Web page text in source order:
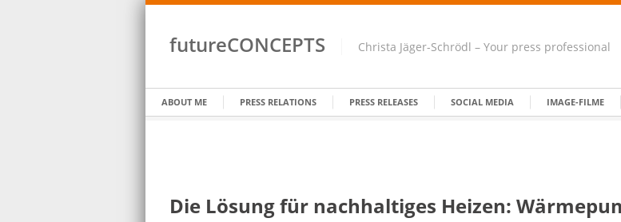
futureCONCEPTS Christa Jäger-Schrödl – Your press professional
ABOUT ME PRESS RELATIONS PRESS RELEASES SOCIAL MEDIA IMAGE-FILME
Die Lösung für nachhaltiges Heizen: